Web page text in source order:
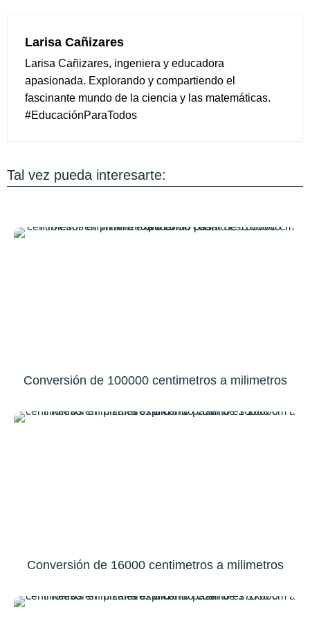
Larisa Cañizares
Larisa Cañizares, ingeniera y educadora
apasionada. Explorando y compartiendo el
fascinante mundo de la ciencia y las matemáticas.
#EducaciónParaTodos
Tal vez pueda interesarte:
Conversión de 100000 centimetros a milimetros
Conversión de 16000 centimetros a milimetros